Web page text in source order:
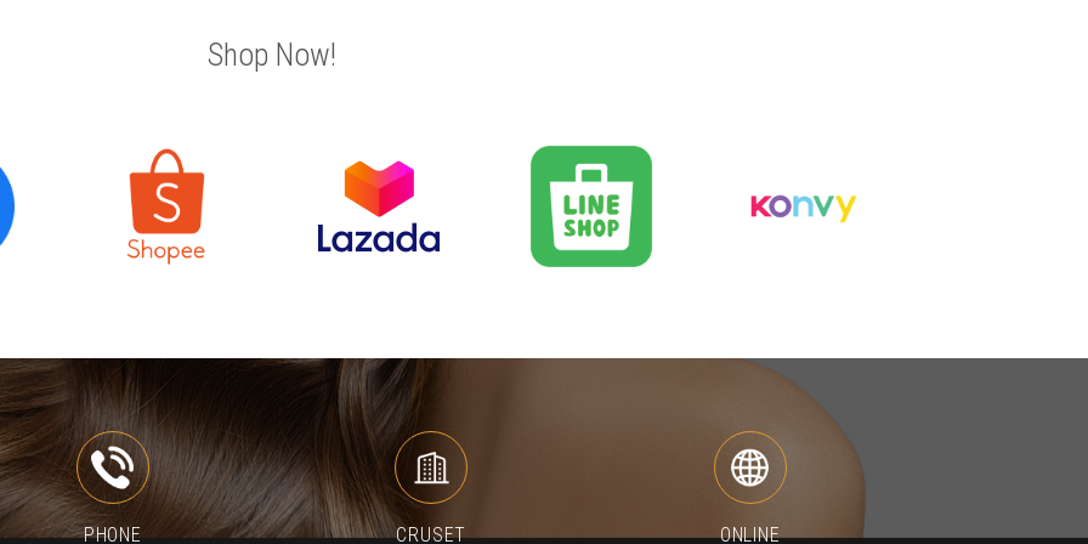
Shop Now!
PHONE CRUSET ONLINE